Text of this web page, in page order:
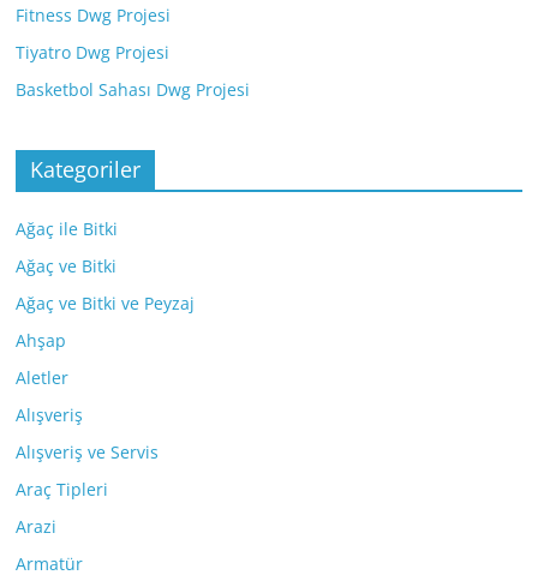
Fitness Dwg Projesi
Tiyatro Dwg Projesi
Basketbol Sahası Dwg Projesi
Kategoriler
Ağaç ile Bitki
Ağaç ve Bitki
Ağaç ve Bitki ve Peyzaj
Ahşap
Aletler
Alışveriş
Alışveriş ve Servis
Araç Tipleri
Arazi
Armatür